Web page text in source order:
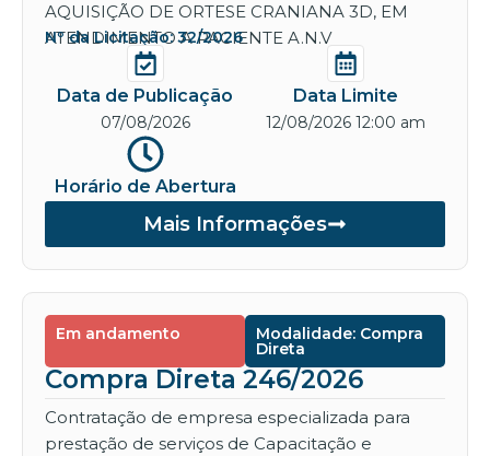
AQUISIÇÃO DE ORTESE CRANIANA 3D, EM
ATENDIMENTO A PACIENTE A.N.V
Nº da Licitação: 32/2026
Data de Publicação
07/08/2026
Data Limite
12/08/2026 12:00 am
Horário de Abertura
Mais Informações
Em andamento Modalidade: Compra
Direta
Compra Direta 246/2026
Contratação de empresa especializada para
prestação de serviços de Capacitação e